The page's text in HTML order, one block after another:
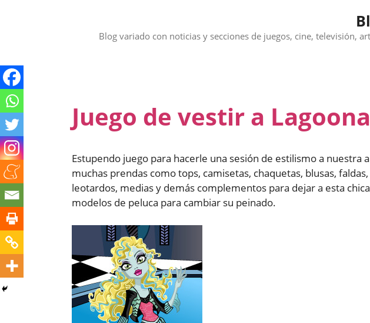
Blog variado con noticias y secciones de juegos, cine, televisión,
Juego de vestir a
Estupendo juego para hacerle una sesión de estilismo a nuestra
muchas prendas como tops, camisetas, chaquetas, blusas,
leotardos, medias y demás complementos para dejar a esta
modelos de peluca para cambiar su peinado.